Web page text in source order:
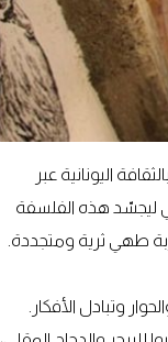
اليونانية عبر
ليجسّد هذه الفلسفة
طهي ثرية ومتجددة.
وتبادل الأفكار.